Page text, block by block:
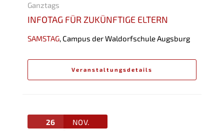
Ganztags
INFOTAG FÜR ZUKÜNFTIGE ELTERN
SAMSTAG, Campus der Waldorfschule Augsburg
Veranstaltungsdetails
26
NOV.